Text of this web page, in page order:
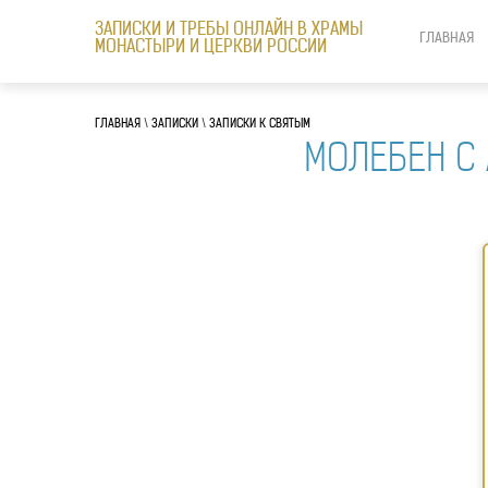
ЗАПИСКИ И ТРЕБЫ ОНЛАЙН В ХРАМЫ
МОНАСТЫРИ И ЦЕРКВИ РОССИИ
ГЛАВНАЯ
ГЛАВНАЯ \ ЗАПИСКИ \ ЗАПИСКИ К СВЯТЫМ
МОЛЕБЕН